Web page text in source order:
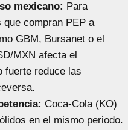
mexicano: Para
compran PEP a
GBM, Bursanet o el
MXN afecta el
fuerte reduce las
Coca-Cola (KO)
en el mismo periodo.